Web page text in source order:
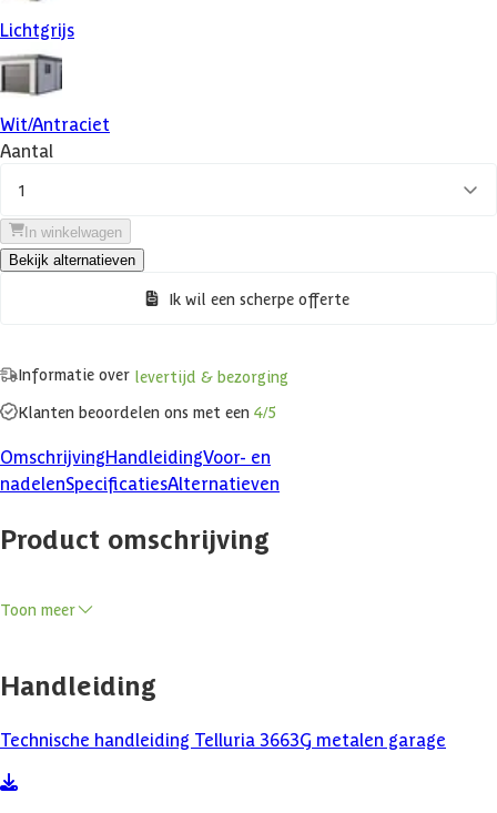
Lichtgrijs
Wit/Antraciet
Aantal
1
In winkelwagen
Bekijk alternatieven
Ik wil een scherpe offerte
Informatie over levertijd & bezorging
Klanten beoordelen ons met een 4/5
OmschrijvingHandleidingVoor- en
nadelenSpecificatiesAlternatieven
Product omschrijving
Makkelijk isoleren
stalen sandwichpanelen met een draagvermogen van 220 kg/m². Het
isolatiemateriaal is volledig geïntegreerd in het paneel, waardoor
condensvorming en zorgt voor een aangenaam binnenklimaat, ook bij
wisselende temperaturen. Omdat de bovenkant van het dak al is
afgewerkt, is extra dakbedekking niet nodig. Ongeacht de gekozen
Toon meer
Handleiding
Technische handleiding Telluria 3663G metalen garage